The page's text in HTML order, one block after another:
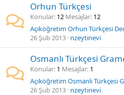
Orhun Türkçesi
Konular 12 Mesajlar 12
Açıköğretim Orhun Türkçesi
26 Şub 2013 nzeytinevi
Osmanlı Türkçesi
Konular 1 Mesajlar 1
26 Şub 2013 nzeytinevi